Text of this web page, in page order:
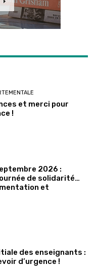
et merci pour
!
2026 :
de solidarité…
et
des enseignants :
d’urgence !